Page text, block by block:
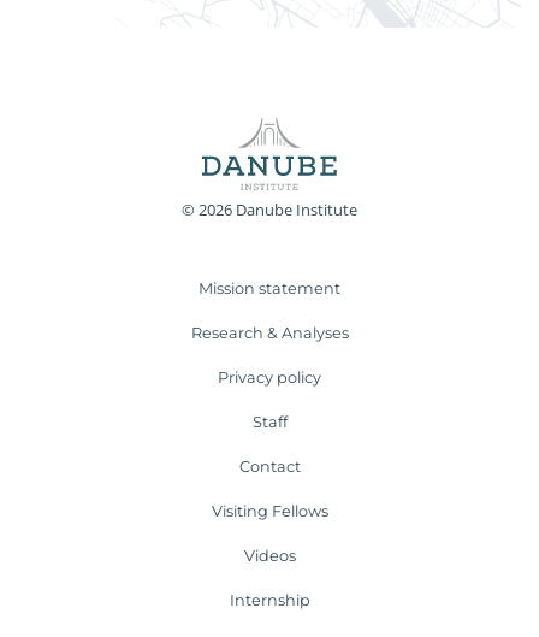
© 2026 Danube Institute
Mission statement
Research & Analyses
Privacy policy
Staff
Contact
Visiting Fellows
Videos
Internship